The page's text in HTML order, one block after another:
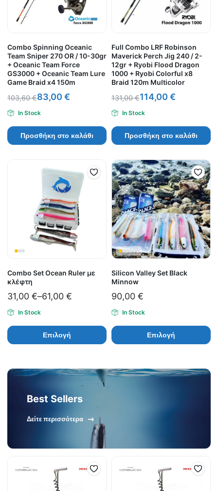
Combo Spinning Oceanic
Team Sniper 270 OR / 10-30gr
+ Oceanic Team Force
GS3000 + Oceanic Team Lure
Game Braid x4 150m
103,60€83,00 €
In Stock
Προσθήκη στο καλάθι
Full Combo LRF Robinson
Maverick Perch Jig 240 / 2-
12gr + Ryobi Flood Dragon
1000 + Ryobi Colorful x8
Braid 120m Multicolor
131,00€114,00 €
In Stock
Προσθήκη στο καλάθι
Combo Set Ocean Ruler με
κλέφτη
31,00 €–61,00 €
In Stock
Επιλογή
Silicon Valley Set Black
Minnow
90,00 €
In Stock
Επιλογή
Best Sellers
Δείτε περισσότερα